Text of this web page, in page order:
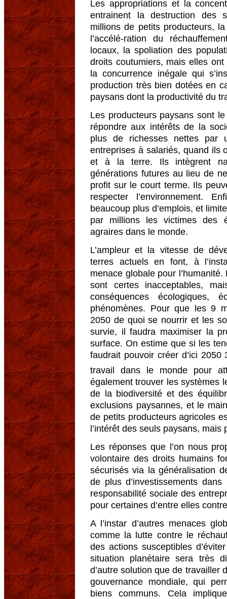
Les appropriations et la
entrainent la destruction des
millions de petits producteurs,
l’accélé-ration du
locaux, la spoliation des
droits coutumiers, mais elles
la concurrence inégale qui
production très bien dotées en
paysans dont la productivité du
Les producteurs paysans sont
répondre aux intérêts de la
plus de richesses nettes par
entreprises à salariés, quand ils
et à la terre. Ils intègrent
générations futures au lieu de
profit sur le court terme. Ils
respecter l’environnement.
beaucoup plus d’emplois, et
par millions les victimes des
agraires dans le monde.
L’ampleur et la vitesse de
terres actuels en font, à
menace globale pour
sont certes inacceptables,
conséquences écologiques,
phénomènes. Pour que les 9
2050 de quoi se nourrir et les
survie, il faudra maximiser la
surface. On estime que si les
faudrait pouvoir créer d’ici 2050
travail dans le monde pour
également trouver les systèmes
de la biodiversité et des
exclusions paysannes, et le
de petits producteurs agricoles
l’intérêt des seuls paysans, mais
Les réponses que l’on nous
volontaire des droits humains
sécurisés via la généralisation
de plus d’investissements
responsabilité sociale des
pour certaines d’entre elles
A l’instar d’autres menaces
comme la lutte contre le
des actions susceptibles
situation planétaire sera très
d’autre solution que de travailler
gouvernance mondiale, qui
biens communs. Cela